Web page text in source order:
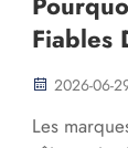
Fiables
2026-06-
Les